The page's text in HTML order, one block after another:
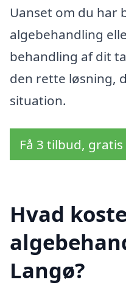
Uanset om du har
algebehandling
behandling af dit
den rette løsning,
situation.
Få 3 tilbud,
Hvad
Langø?